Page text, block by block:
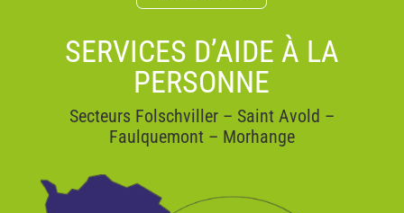
SERVICES D’AIDE À LA
PERSONNE
Secteurs Folschviller – Saint Avold –
Faulquemont – Morhange